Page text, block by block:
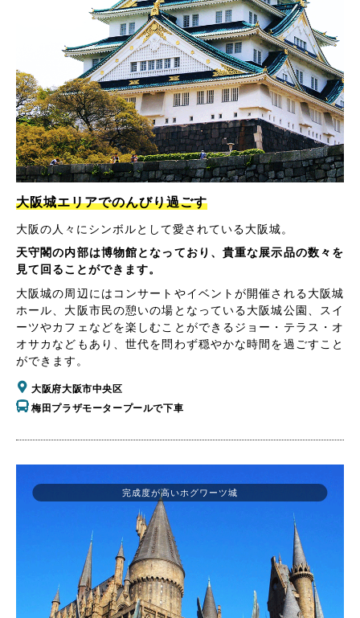
大阪城エリアでのんびり過ごす
大阪の人々にシンボルとして愛されている大阪城。
天守閣の内部は博物館となっており、貴重な展示品の数々を
見て回ることができます。
大阪城の周辺にはコンサートやイベントが開催される大阪城
ホール、大阪市民の憩いの場となっている大阪城公園、スイ
ーツやカフェなどを楽しむことができるジョー・テラス・オ
オサカなどもあり、世代を問わず穏やかな時間を過ごすこと
ができます。
大阪府大阪市中央区
梅田プラザモータープールで下車
完成度が高いホグワーツ城